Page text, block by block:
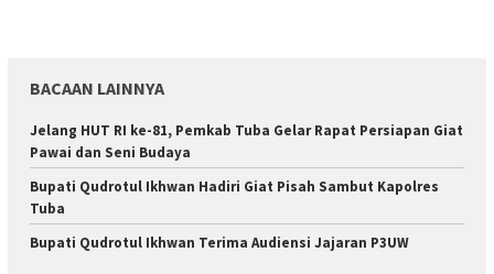
BACAAN LAINNYA
Jelang HUT RI ke-81, Pemkab Tuba Gelar Rapat Persiapan Giat
Pawai dan Seni Budaya
Bupati Qudrotul Ikhwan Hadiri Giat Pisah Sambut Kapolres
Tuba
Bupati Qudrotul Ikhwan Terima Audiensi Jajaran P3UW